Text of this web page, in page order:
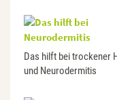
Das hilft bei trockener
und Neurodermitis